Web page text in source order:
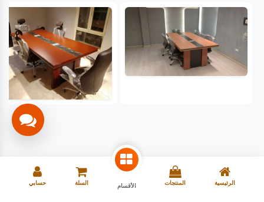
الرئيسية المنتجات الأقسام السلة حسابي